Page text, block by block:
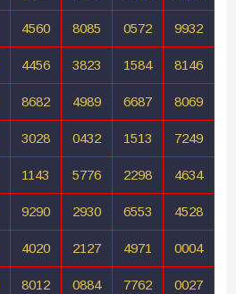
4560 8085 0572 9932
4456 3823 1584 8146
8682 4989 6687 8069
3028 0432 1513 7249
1143 5776 2298 4634
9290 2930 6553 4528
4020 2127 4971 0004
8012 0884 7762 0027